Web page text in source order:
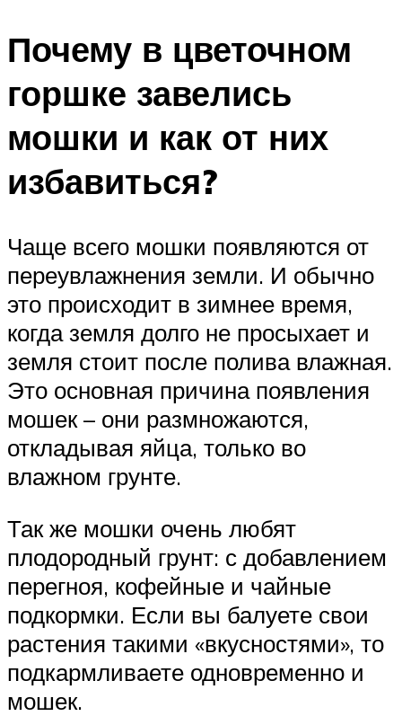
Почему в цветочном
горшке завелись
мошки и как от них
избавиться?
Чаще всего мошки появляются от
переувлажнения земли. И обычно
это происходит в зимнее время,
когда земля долго не просыхает и
земля стоит после полива влажная.
Это основная причина появления
мошек – они размножаются,
откладывая яйца, только во
влажном грунте.
Так же мошки очень любят
плодородный грунт: с добавлением
перегноя, кофейные и чайные
подкормки. Если вы балуете свои
растения такими «вкусностями», то
подкармливаете одновременно и
мошек.